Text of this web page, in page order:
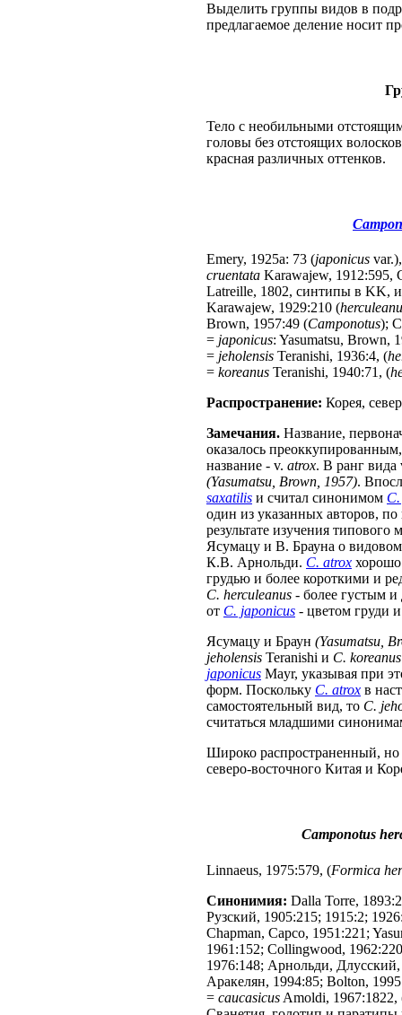
Выделить группы видов в
предлагаемое деление носит
Тело с необильными
головы без отстоящих
красная различных оттенков.
Emery, 1925a: 73 (japonicus
cruentata Karawajew, 1912:595,
Latreille, 1802, синтипы в KK,
Karawajew, 1929:210 (
Brown, 1957:49 (Camponotus);
= japonicus: Yasumatsu, Brown,
= jeholensis Teranishi, 1936:4, (
= koreanus Teranishi, 1940:71, (
Распространение: Корея,
Замечания. Название,
оказалось
название - v. atrox. В ранг вида
(Yasumatsu, Brown, 1957).
saxatilis и считал синонимом
один из указанных авторов,
результате изучения
Ясумацу и В. Брауна о
К.В. Арнольди. C. atrox хорошо
грудью и более короткими и
C. herculeanus - более густым
от C. japonicus - цветом груди
Ясумацу и Браун (Yasumatsu,
jeholensis Teranishi и C. koreanus
japonicus Mayr, указывая при
форм. Поскольку C. atrox в
самостоятельный вид, то C.
считаться младшими
Широко распространенный, но
северо-восточного Китая и
Camponotus
Linnaeus, 1975:579, (Formica
Синонимия: Dalla Torre,
Рузский, 1905:215; 1915:2;
Chapman, Capco, 1951:221;
1961:152; Collingwood,
1976:148; Арнольди,
Аракелян, 1994:85; Bolton,
= caucasicus Amoldi, 1967:1822,